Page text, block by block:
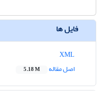
فایل ها
اصل مقاله
5.18 M